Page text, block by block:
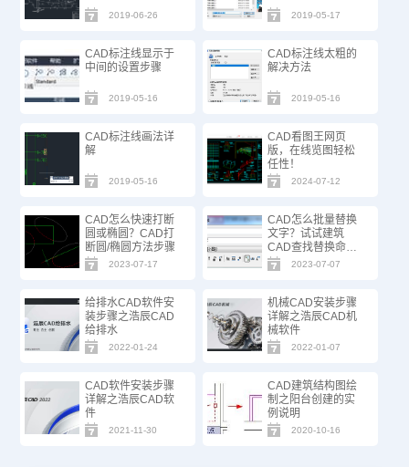
2019-06-26 2019-05-17
CAD标注线显示于
中间的设置步骤
2019-05-16
CAD标注线太粗的
解决方法
2019-05-16
CAD标注线画法详
解
2019-05-16
CAD看图王网页
版，在线览图轻松
任性！
2024-07-12
CAD怎么快速打断
圆或椭圆？CAD打
断圆/椭圆方法步骤
2023-07-17
CAD怎么批量替换
文字？试试建筑
CAD查找替换命
令！
2023-07-07
给排水CAD软件安
装步骤之浩辰CAD
给排水
2022-01-24
机械CAD安装步骤
详解之浩辰CAD机
械软件
2022-01-07
CAD软件安装步骤
详解之浩辰CAD软
件
2021-11-30
CAD建筑结构图绘
制之阳台创建的实
例说明
2020-10-16